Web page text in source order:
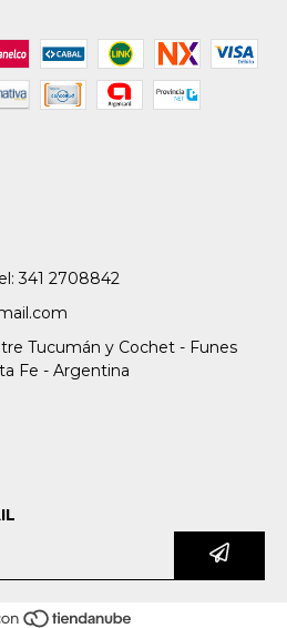
341 2708842
Tucumán y Cochet - Funes
Fe - Argentina